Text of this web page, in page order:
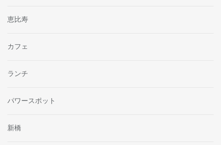
恵比寿
カフェ
ランチ
パワースポット
新橋